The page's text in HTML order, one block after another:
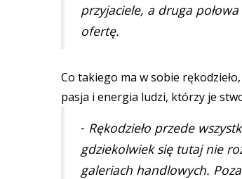
przyjaciele, a druga
ofertę.
Co takiego ma w sobie
pasja i energia ludzi, którzy je
- Rękodzieło przede
gdziekolwiek się tutaj nie
galeriach handlowych.